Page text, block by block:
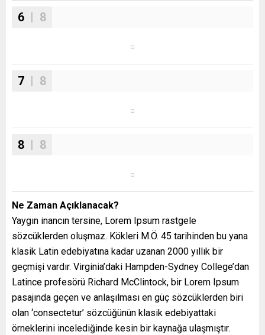
6 | 8
7 | 8
8 | 8
Ne Zaman Açıklanacak?
Yaygın inancın tersine, Lorem Ipsum rastgele
sözcüklerden oluşmaz. Kökleri M.Ö. 45 tarihinden bu yana
klasik Latin edebiyatına kadar uzanan 2000 yıllık bir
geçmişi vardır. Virginia’daki Hampden-Sydney College’dan
Latince profesörü Richard McClintock, bir Lorem Ipsum
pasajında geçen ve anlaşılması en güç sözcüklerden biri
olan ‘consectetur’ sözcüğünün klasik edebiyattaki
örneklerini incelediğinde kesin bir kaynağa ulaşmıştır.